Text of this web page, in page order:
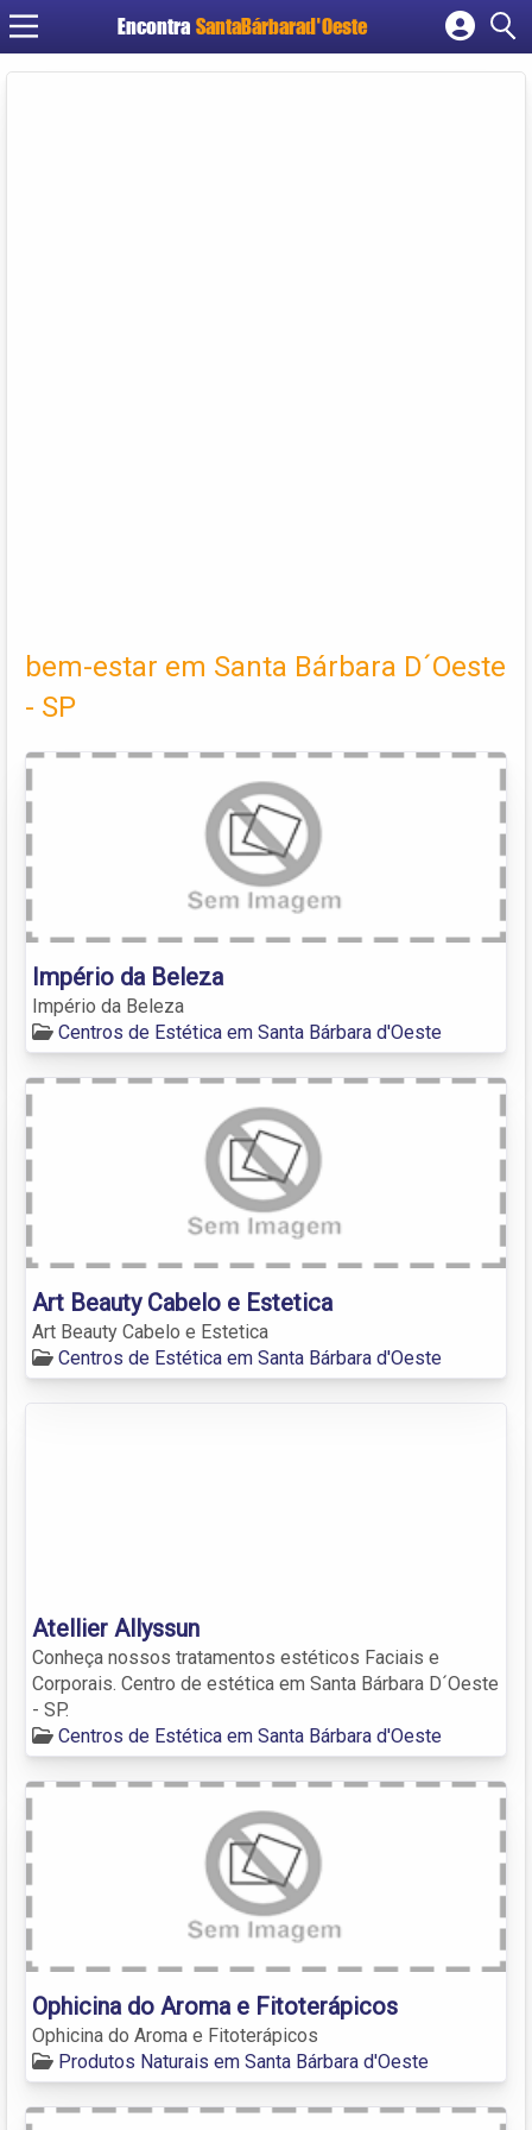
Encontra SantaBárbarad'Oeste
Cadastrar empresa
bem-estar em Santa Bárbara D´Oeste
- SP
Império da Beleza
Império da Beleza
Centros de Estética em Santa Bárbara d'Oeste
Art Beauty Cabelo e Estetica
Art Beauty Cabelo e Estetica
Centros de Estética em Santa Bárbara d'Oeste
Atellier Allyssun
Conheça nossos tratamentos estéticos Faciais e
Corporais. Centro de estética em Santa Bárbara D´Oeste
- SP.
Centros de Estética em Santa Bárbara d'Oeste
Ophicina do Aroma e Fitoterápicos
Ophicina do Aroma e Fitoterápicos
Produtos Naturais em Santa Bárbara d'Oeste